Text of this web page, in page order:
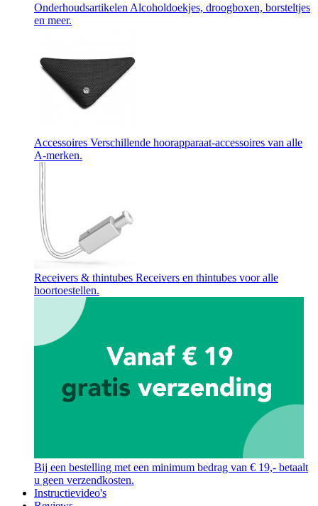
Onderhoudsartikelen Alcoholdoekjes, droogboxen, borsteltjes
en meer.
Accessoires Verschillende hoorapparaat-accessoires van alle
A-merken.
Receivers & thintubes Receivers en thintubes voor alle
hoortoestellen.
Bij een bestelling met een minimum bedrag van € 19,- betaalt
u geen verzendkosten.
Instructievideo's